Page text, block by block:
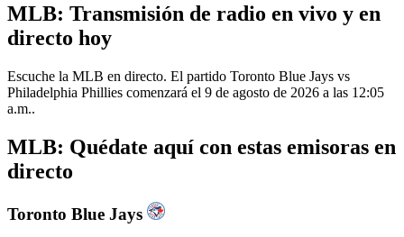
MLB: Transmisión de radio en vivo y en
directo hoy
Escuche la MLB en directo. El partido Toronto Blue Jays vs
Philadelphia Phillies comenzará el 9 de agosto de 2026 a las 12:05
a.m..
MLB: Quédate aquí con estas emisoras en
directo
Toronto Blue Jays